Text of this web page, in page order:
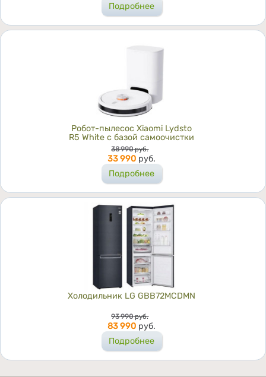
Подробнее
Робот-пылесос Xiaomi Lydsto
R5 White с базой самоочистки
Цена
38 990 руб.
33 990 руб.
Подробнее
Холодильник LG GBB72MCDMN
Цена
93 990 руб.
83 990 руб.
Подробнее